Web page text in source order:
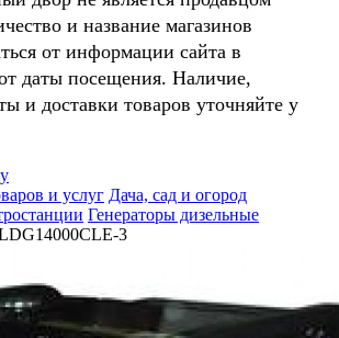
и название магазинов
от информации сайта в
даты посещения. Наличие,
и доставки товаров уточняйте у
и услуг Дача, сад и огород
Генераторы дизельные
3